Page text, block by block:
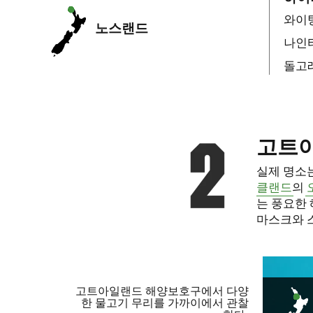
노스랜드
와이
나인
돌고
고트
실제 명소
클랜드의
는 풍요한
마스크와
고트아일랜드 해양보호구에서 다양
한 물고기 무리를 가까이에서 관찰